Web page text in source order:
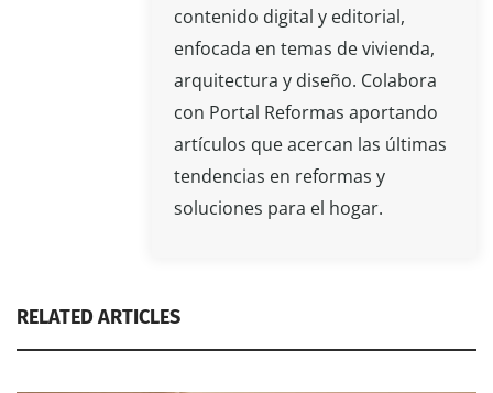
contenido digital y editorial,
enfocada en temas de vivienda,
arquitectura y diseño. Colabora
con Portal Reformas aportando
artículos que acercan las últimas
tendencias en reformas y
soluciones para el hogar.
RELATED ARTICLES